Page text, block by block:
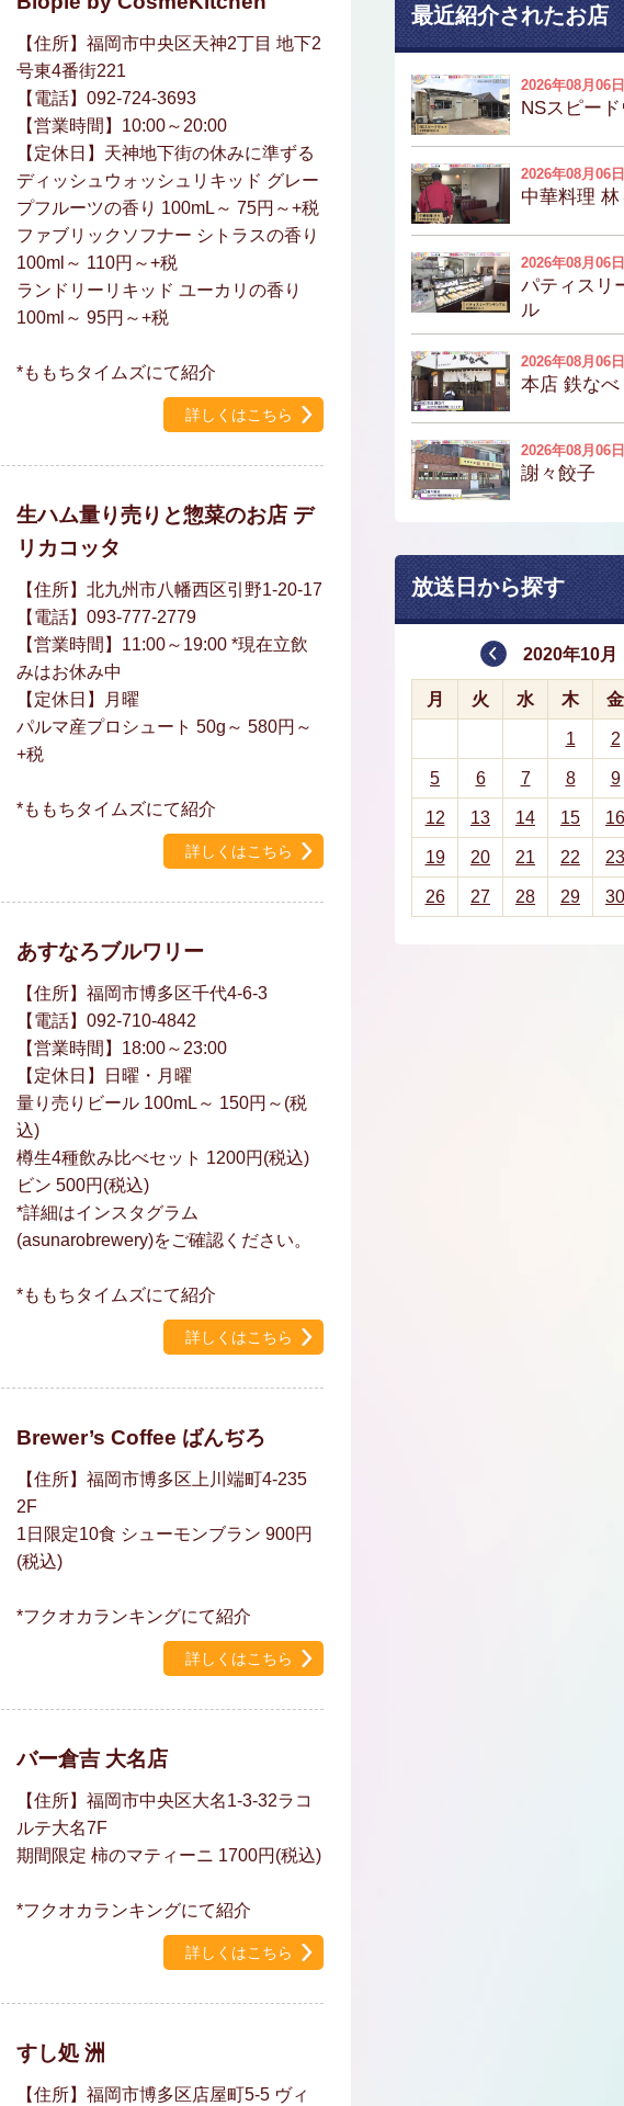
【住所】福岡市中央区天神2丁目 地下2
号東4番街221
【電話】092-724-3693
【営業時間】10:00～20:00
【定休日】天神地下街の休みに準ずる
ディッシュウォッシュリキッド グレー
プフルーツの香り 100mL～ 75円～+税
ファブリックソフナー シトラスの香り
100ml～ 110円～+税
ランドリーリキッド ユーカリの香り
100ml～ 95円～+税
*ももちタイムズにて紹介
詳しくはこちら
生ハム量り売りと惣菜のお店 デ
リカコッタ
【住所】北九州市八幡西区引野1-20-17
【電話】093-777-2779
【営業時間】11:00～19:00 *現在立飲
みはお休み中
【定休日】月曜
パルマ産プロシュート 50g～ 580円～
+税
*ももちタイムズにて紹介
詳しくはこちら
あすなろブルワリー
【住所】福岡市博多区千代4-6-3
【電話】092-710-4842
【営業時間】18:00～23:00
【定休日】日曜・月曜
量り売りビール 100mL～ 150円～(税
込)
樽生4種飲み比べセット 1200円(税込)
ビン 500円(税込)
*詳細はインスタグラム
(asunarobrewery)をご確認ください。
*ももちタイムズにて紹介
詳しくはこちら
Brewer’s Coffee ばんぢろ
【住所】福岡市博多区上川端町4-235
2F
1日限定10食 シューモンブラン 900円
(税込)
*フクオカランキングにて紹介
詳しくはこちら
バー倉吉 大名店
【住所】福岡市中央区大名1-3-32ラコ
ルテ大名7F
期間限定 柿のマティーニ 1700円(税込)
*フクオカランキングにて紹介
詳しくはこちら
すし処 洲
【住所】福岡市博多区店屋町5-5 ヴィ
最近紹介されたお店
2026年08月06日
NSスピード
2026年08月06日
中華料理 林
2026年08月06日
パティスリ
ル
2026年08月06日
本店 鉄なべ
2026年08月06日
謝々餃子
放送日から探す
2020年10月
月 火 水 木 金
1 2
5 6 7 8 9
12 13 14 15 16
19 20 21 22 23
26 27 28 29 30